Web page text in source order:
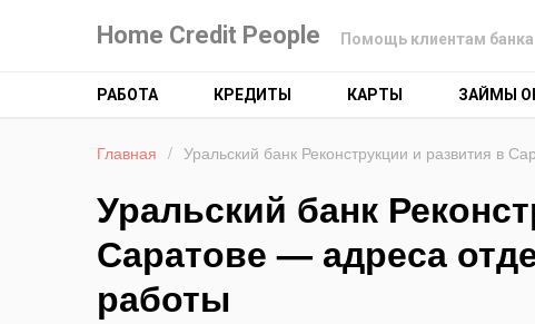
Home Credit People Помощь клиентам банка
РАБОТА КРЕДИТЫ КАРТЫ ЗАЙМЫ
Главная / Уральский банк Реконструкции и развития в
Уральский банк
Саратове — адреса
работы